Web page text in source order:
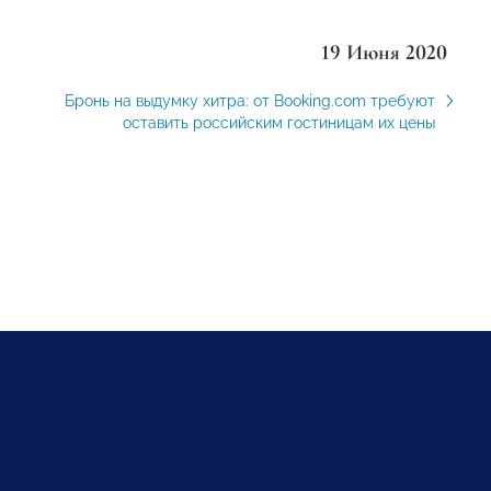
19 Июня 2020
Бронь на выдумку хитра: от Booking.com требуют
оставить российским гостиницам их цены